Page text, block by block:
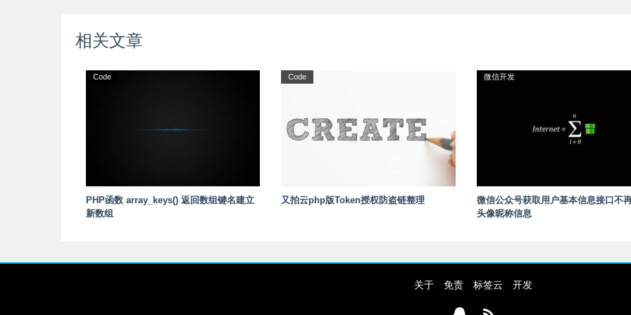
相关文章
Code
PHP函数 array_keys() 返回数组键名建立
新数组
Code
又拍云php版Token授权防盗链整理
微信开发
微信公众号获取用户基本信息接口不
头像昵称信息
关于 免责 标签云 开发